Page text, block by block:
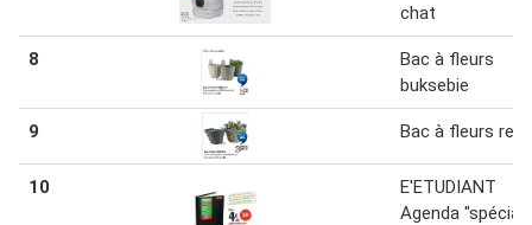
chat
8
Bac à fleurs
buksebie
9 Bac à fleurs
10
E'ETUDIANT
Agenda "spécial